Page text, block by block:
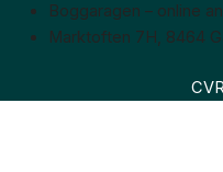
Boggaragen – online
Marktoften 7H, 8464